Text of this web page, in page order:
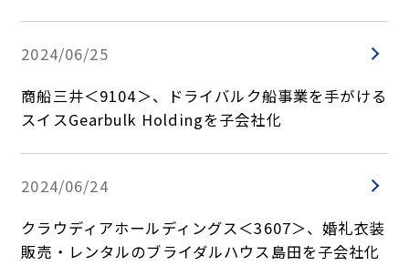
2024/06/25
商船三井＜9104＞、ドライバルク船事業を手がける
スイスGearbulk Holdingを子会社化
2024/06/24
クラウディアホールディングス＜3607＞、婚礼衣装
販売・レンタルのブライダルハウス島田を子会社化